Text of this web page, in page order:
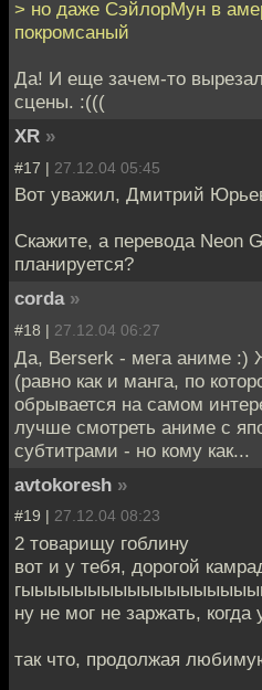
> но даже СэйлорМун в
покромсаный
Да! И еще зачем-то
сцены. :(((
XR »
#17 | 27.12.04 05:45
Вот уважил, Дмитрий
Скажите, а перевода Neon
планируется?
corda »
#18 | 27.12.04 06:27
Да, Berserk - мега аниме :)
(равно как и манга, по
обрывается на самом
лучше смотреть аниме с
субтитрами - но кому как...
avtokoresh »
#19 | 27.12.04 08:23
2 товарищу гоблину
вот и у тебя, дорогой
ну не мог не заржать,
так что, продолжая